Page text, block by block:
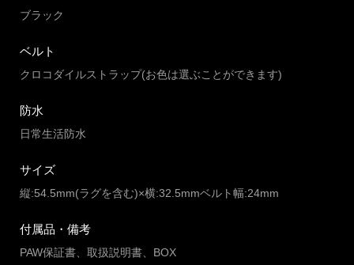
ブラック
ベルト
クロコダイルストラップ(お色は選ぶことができます)
防水
日常生活防水
サイズ
縦:54.5mm(ラグを含む)×横:32.5mmベルト幅:24mm
付属品・備考
PAW保証書、取扱説明書、BOX